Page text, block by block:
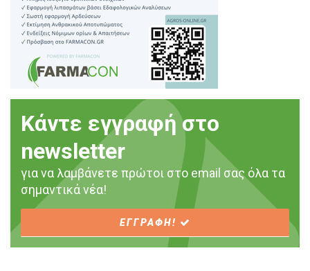
Κάντε εγγραφή στο
newsletter
για να λαμβάνετε πρώτοι στο email σας όλα τα
σημαντικά νέα!
ΕΓΓΡΑΦΗ!